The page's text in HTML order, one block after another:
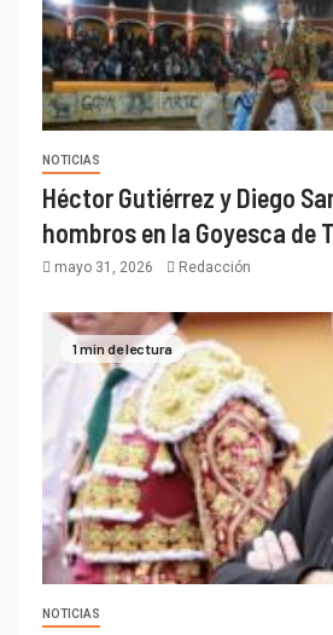
NOTICIAS
Héctor Gutiérrez y Diego
hombros en la Goyesca de
mayo 31, 2026 Redacción
1 min de lectura
NOTICIAS